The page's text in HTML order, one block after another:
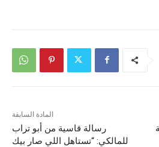
المادة السابقة
رسالة قاسية من أبو تراب
للمالكي: “تستاهل اللي صار بيك